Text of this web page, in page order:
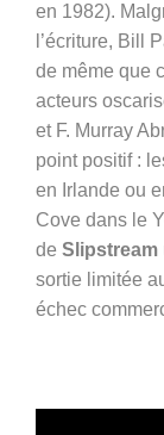
en 1982).
l’écriture, Bill
de même que
acteurs
et F. Murray
point positif :
en Irlande ou
Cove dans le
de Slipstream
sortie limitée
échec